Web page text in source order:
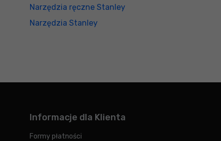
Narzędzia ręczne Stanley
Narzędzia Stanley
Informacje dla Klienta
Formy płatności